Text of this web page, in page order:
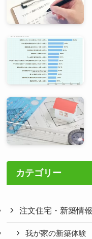
カテゴリー
注文住宅・新築情報
我が家の新築体験